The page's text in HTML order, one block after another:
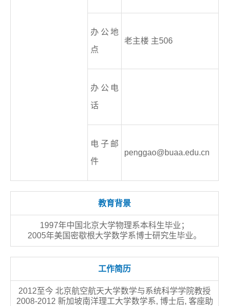
办公地
点
老主楼 主506
办公电
话
电子邮
件
penggao@buaa.edu.cn
教育背景
1997年中国北京大学物理系本科生毕业；
2005年美国密歇根大学数学系博士研究生毕业。
工作简历
2012至今 北京航空航天大学数学与系统科学学院教授
2008-2012 新加坡南洋理工大学数学系, 博士后, 客座助